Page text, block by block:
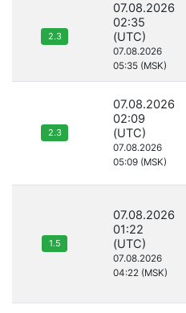
2.3
07.08.2026
02:35
(UTC)
07.08.2026
05:35 (MSK)
2.3
07.08.2026
02:09
(UTC)
07.08.2026
05:09 (MSK)
1.5
07.08.2026
01:22
(UTC)
07.08.2026
04:22 (MSK)